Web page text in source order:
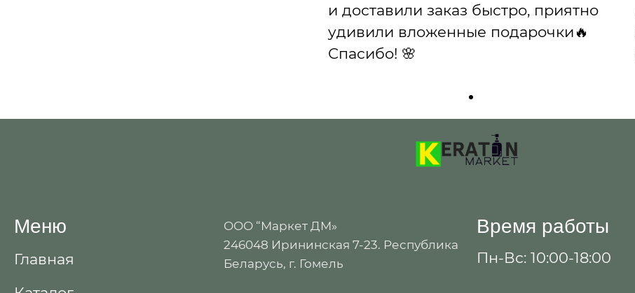
и доставили заказ быстро, приятно
удивили вложенные подарочки🔥
Спасибо! 🌸
Меню
Главная
ООО “Маркет ДМ»
246048 Ирининская 7-23. Республика
Беларусь, г. Гомель
Время работы
Пн-Вс: 10:00-18:00